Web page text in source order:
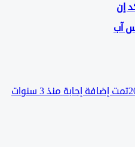
تمت إضافة إجابة منذ 3 سنوات